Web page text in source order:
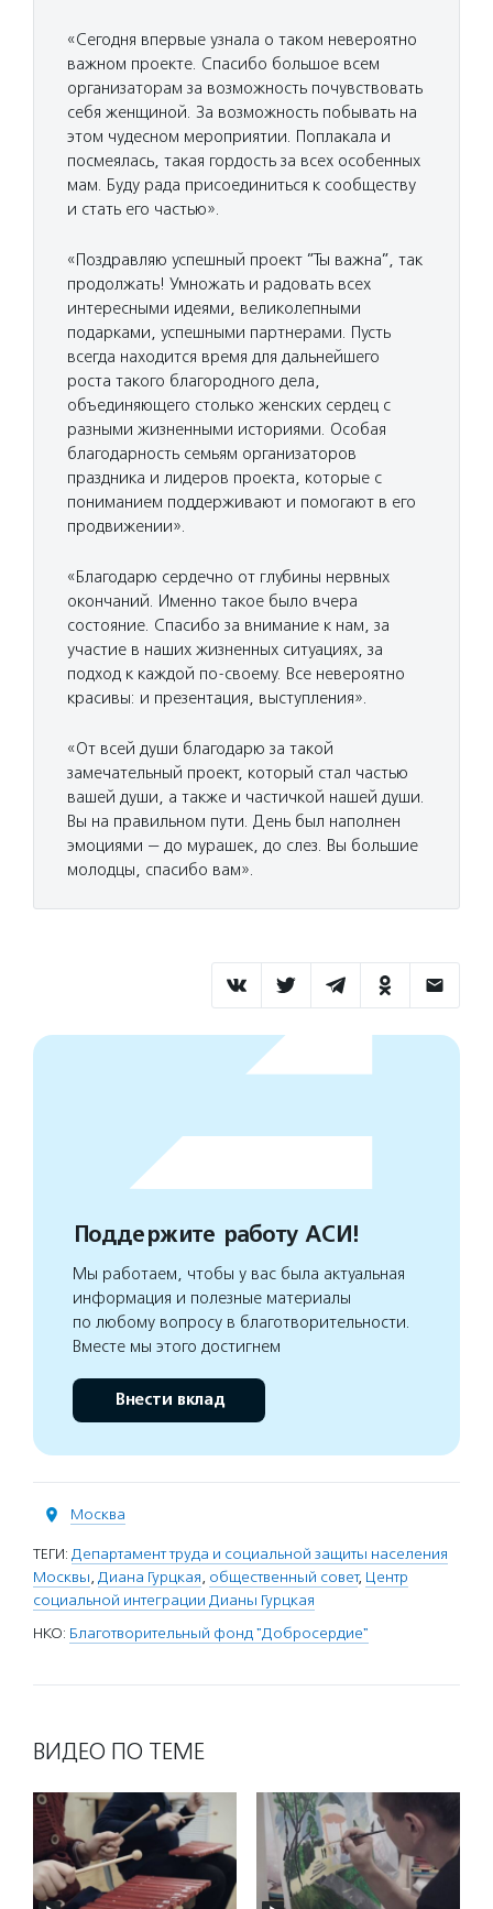
«Сегодня впервые узнала о таком невероятно
важном проекте. Спасибо большое всем
организаторам за возможность почувствовать
себя женщиной. За возможность побывать на
этом чудесном мероприятии. Поплакала и
посмеялась, такая гордость за всех особенных
мам. Буду рада присоединиться к сообществу
и стать его частью».
«Поздравляю успешный проект ”Ты важна”, так
продолжать! Умножать и радовать всех
интересными идеями, великолепными
подарками, успешными партнерами. Пусть
всегда находится время для дальнейшего
роста такого благородного дела,
объединяющего столько женских сердец с
разными жизненными историями. Особая
благодарность семьям организаторов
праздника и лидеров проекта, которые с
пониманием поддерживают и помогают в его
продвижении».
«Благодарю сердечно от глубины нервных
окончаний. Именно такое было вчера
состояние. Спасибо за внимание к нам, за
участие в наших жизненных ситуациях, за
подход к каждой по-своему. Все невероятно
красивы: и презентация, выступления».
«От всей души благодарю за такой
замечательный проект, который стал частью
вашей души, а также и частичкой нашей души.
Вы на правильном пути. День был наполнен
эмоциями — до мурашек, до слез. Вы большие
молодцы, спасибо вам».
Поддержите работу АСИ!
Мы работаем, чтобы у вас была актуальная
информация и полезные материалы
по любому вопросу в благотворительности.
Вместе мы этого достигнем
Внести вклад
Москва
ТЕГИ: Департамент труда и социальной защиты населения
Москвы, Диана Гурцкая, общественный совет, Центр
социальной интеграции Дианы Гурцкая
НКО: Благотворительный фонд "Добросердие"
ВИДЕО ПО ТЕМЕ